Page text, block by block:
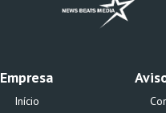
Empresa
Início